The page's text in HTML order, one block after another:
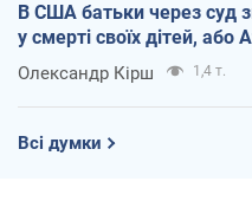
В США батьки через суд
у смерті своїх дітей,
Олександр Кірш 1,4 т.
Всі думки